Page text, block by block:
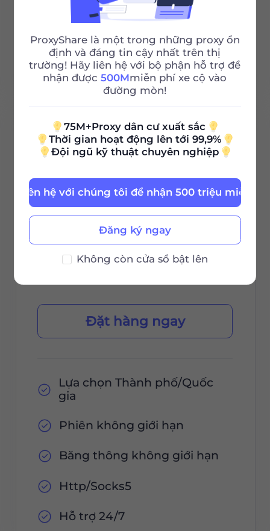
Băng thông không giới hạn
Http/Socks5
Hỗ trợ 24/7
100G
$0.85 /GB
$85 / 30Ngày
Thời hạn hiệu
Đặt hàng ngay
Lựa chọn Thành phố/Quốc
gia
Phiên không giới hạn
Băng thông không giới hạn
Http/Socks5
Hỗ trợ 24/7
ProxyShare là một trong những proxy ổn
định và đáng tin cậy nhất trên thị
trường! Hãy liên hệ với bộ phận hỗ trợ để
nhận được500Mmiễn phí xe cộ vào
đường mòn!
75M+Proxy dân cư xuất sắc
Thời gian hoạt động lên tới 99,9%
Đội ngũ kỹ thuật chuyên nghiệp
Đăng ký ngay
Liên hệ với chúng tôi để nhận 500 triệu miễn
Không còn cửa sổ bật lên